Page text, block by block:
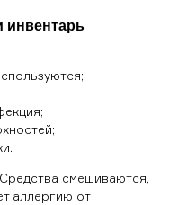
инвентарь
смешиваются,
аллергию от